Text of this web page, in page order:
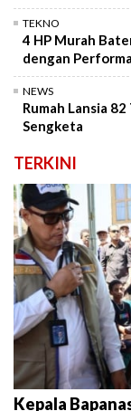
TEKNO
4 HP Murah
dengan
NEWS
Rumah Lansia
Sengketa
TERKINI
Kepala